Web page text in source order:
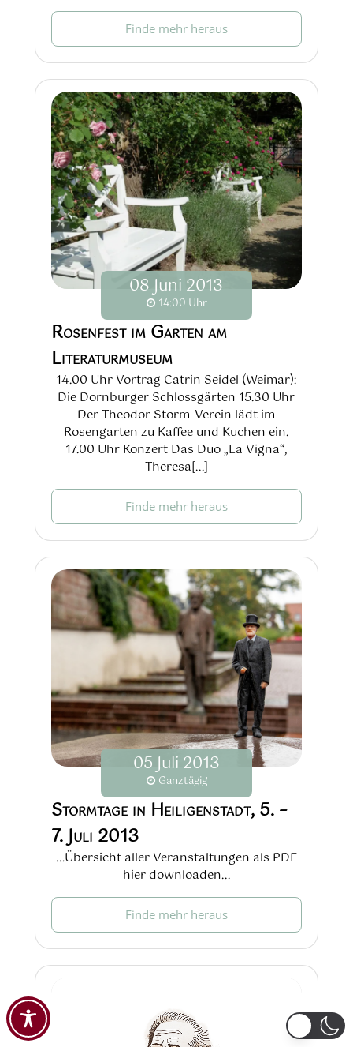
Finde mehr heraus
08 Juni 2013
14:00 Uhr
Rosenfest im Garten am
Literaturmuseum
14.00 Uhr Vortrag Catrin Seidel (Weimar):
Die Dornburger Schlossgärten 15.30 Uhr
Der Theodor Storm-Verein lädt im
Rosengarten zu Kaffee und Kuchen ein.
17.00 Uhr Konzert Das Duo „La Vigna“,
Theresa[...]
Finde mehr heraus
05 Juli 2013
Ganztägig
Stormtage in Heiligenstadt, 5. –
7. Juli 2013
...Übersicht aller Veranstaltungen als PDF
hier downloaden...
Finde mehr heraus